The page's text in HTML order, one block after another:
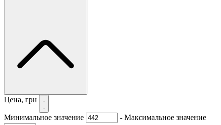
Цена, грн
Минимальное значение - Максимальное значение